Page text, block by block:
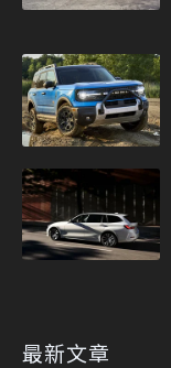
最新文章